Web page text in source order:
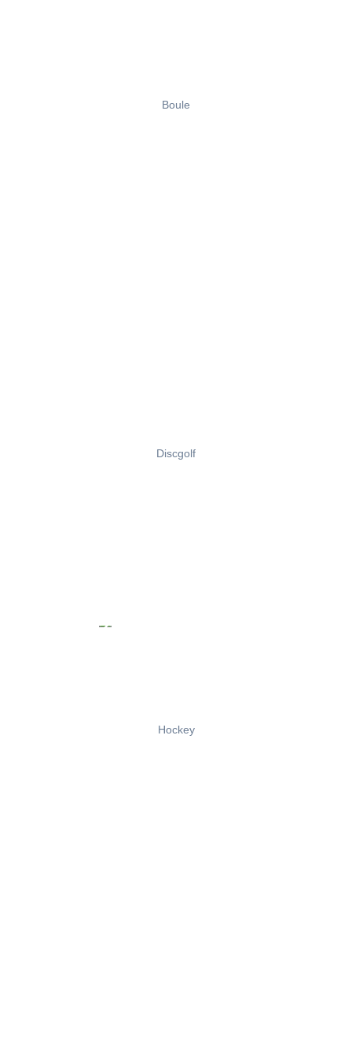
Boule
Discgolf
Hockey